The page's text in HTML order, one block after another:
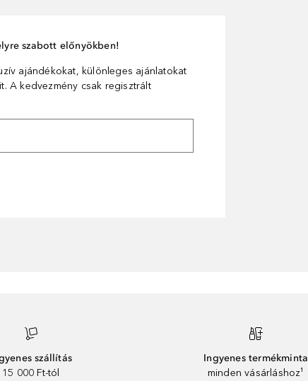
szabott előnyökben!
ajándékokat, különleges ajánlatokat
A kedvezmény csak regisztrált
szállítás
15 000 Ft-tól
Ingyenes termékminta
minden vásárláshoz¹